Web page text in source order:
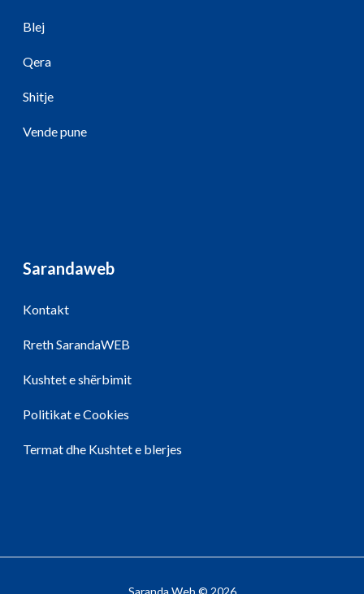
Blej
Qera
Shitje
Vende pune
Sarandaweb
Kontakt
Rreth SarandaWEB
Kushtet e shërbimit
Politikat e Cookies
Termat dhe Kushtet e blerjes
Saranda Web © 2026